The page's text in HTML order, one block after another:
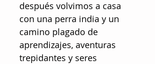
después volvimos a casa
con una perra india y un
camino plagado de
aprendizajes, aventuras
trepidantes y seres